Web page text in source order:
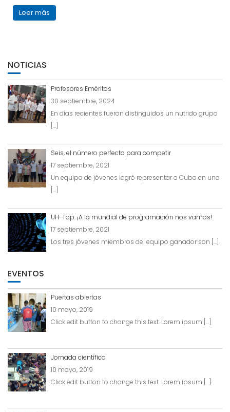
Leer más
NOTICIAS
Profesores Eméritos
30 septiembre, 2024
En días recientes fueron distinguidos un nutrido grupo
[…]
Seis, el número perfecto para competir
17 septiembre, 2021
Un equipo de jóvenes logró representar a Cuba en una
[…]
UH-Top: ¡A la mundial de programación nos vamos!
17 septiembre, 2021
Los tres jóvenes miembros del equipo ganador son […]
EVENTOS
Puertas abiertas
10 mayo, 2019
Click edit button to change this text. Lorem ipsum […]
Jornada científica
10 mayo, 2019
Click edit button to change this text. Lorem ipsum […]